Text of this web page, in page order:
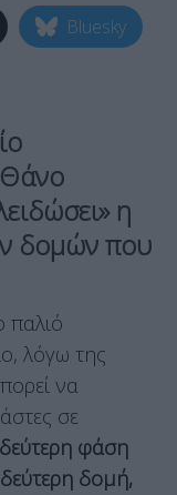
Bluesky
η
δομών που
παλιό
λόγω της
να
σε
φάση
δομή,